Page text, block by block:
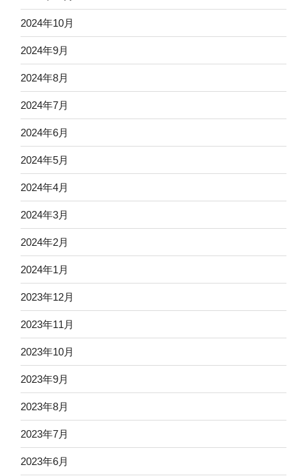
2024年10月
2024年9月
2024年8月
2024年7月
2024年6月
2024年5月
2024年4月
2024年3月
2024年2月
2024年1月
2023年12月
2023年11月
2023年10月
2023年9月
2023年8月
2023年7月
2023年6月